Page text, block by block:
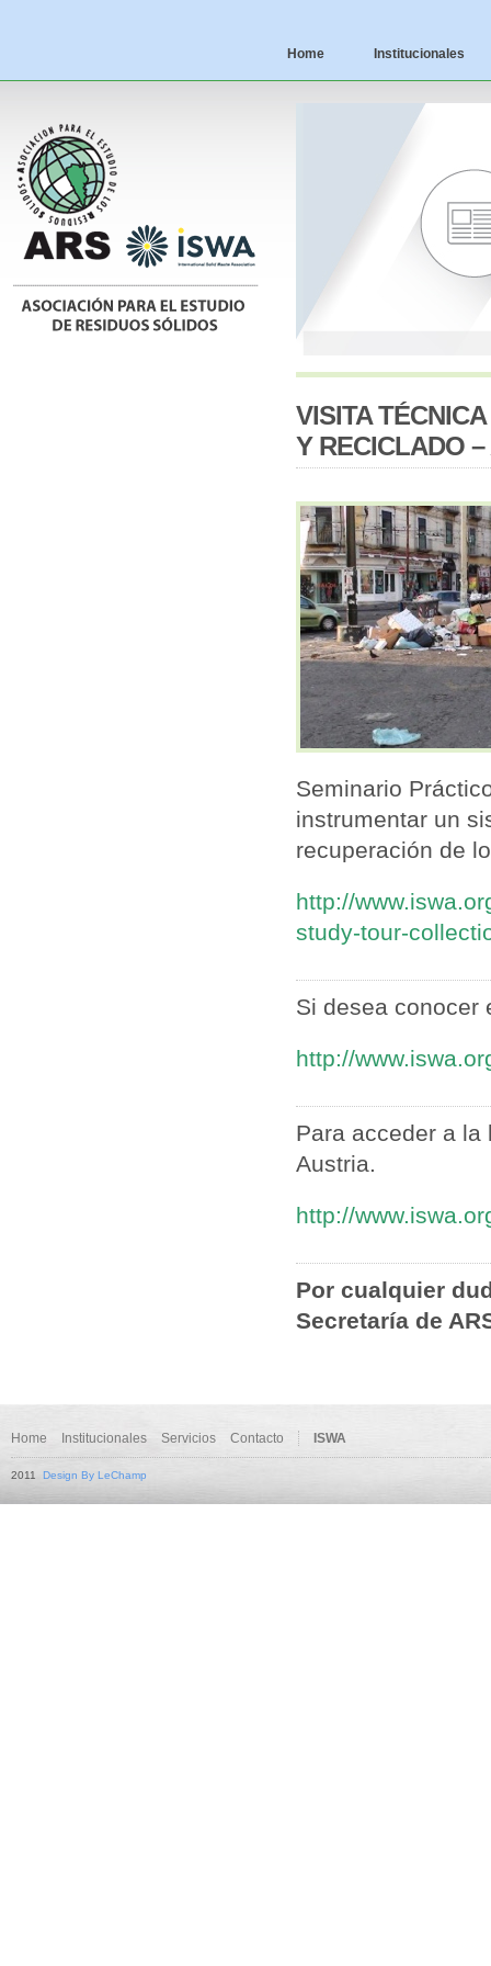
Home Institucionales
VISITA
Y RECICLADO
Seminario
instrumentar un
recuperación de
http://
study-tour-
Si desea conocer
http://
Para acceder a la
Austria.
http://
Por cualquier
Secretaría de
Home Institucionales Servicios Contacto ISWA
2011 Design By LeChamp